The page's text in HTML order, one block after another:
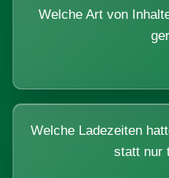
Welche Art von
Welche Ladezeiten
statt nur